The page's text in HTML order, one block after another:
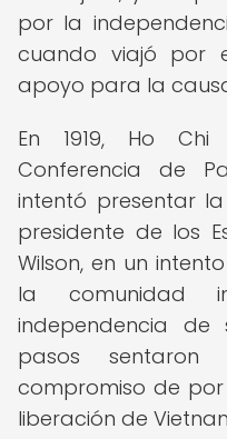
por la
cuando viajó por
apoyo para la
En 1919, Ho
Conferencia de
intentó presentar
presidente de los
Wilson, en un
la comunidad
independencia de
pasos
compromiso de
liberación de